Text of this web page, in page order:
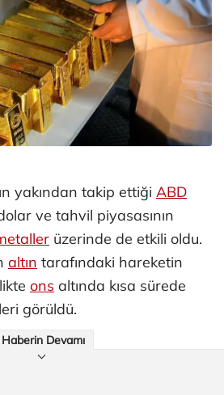
yakından takip ettiği ABD
ve tahvil piyasasının
üzerinde de etkili oldu.
altın tarafındaki hareketin
ons altında kısa sürede
görüldü.
Haberin Devamı